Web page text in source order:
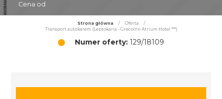
Cena od
Strona główna / Oferta
/
Transport autokarem (Leptokaria - GrecoInn Atrium Hotel ***)
Numer oferty: 129/18109